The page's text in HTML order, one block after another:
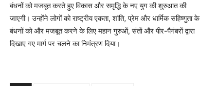
बंधनों को मजबूत करते हुए विकास और समृद्धि के नए युग की शुरुआत की
जाएगी। उन्होंने लोगों को राष्ट्रीय एकता, शांति, प्रेम और धार्मिक सहिष्णुता के
बंधनों को और मजबूत करने के लिए महान गुरुओं, संतों और पीर-पैगंबरों द्वारा
दिखाए गए मार्ग पर चलने का निमंत्रण दिया।